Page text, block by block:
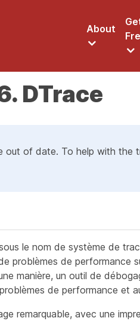
About
DTrace
out of date. To help with the
le nom de système de
problèmes de performance
manière, un outil de
de performance et
remarquable, avec une